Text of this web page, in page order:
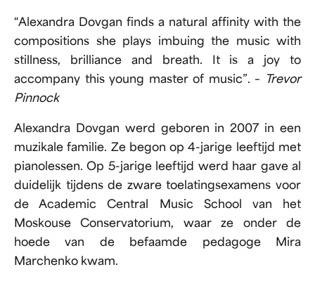
“Alexandra Dovgan finds a natural affinity with the
compositions she plays imbuing the music with
stillness, brilliance and breath. It is a joy to
accompany this young master of music”. –
Trevor
Pinnock
Alexandra Dovgan werd geboren in 2007 in een
muzikale familie. Ze begon op 4-jarige leeftijd met
pianolessen. Op 5-jarige leeftijd werd haar gave al
duidelijk tijdens de zware toelatingsexamens voor
de Academic Central Music School van het
Moskouse Conservatorium, waar ze onder de
hoede van de befaamde pedagoge Mira
Marchenko kwam.